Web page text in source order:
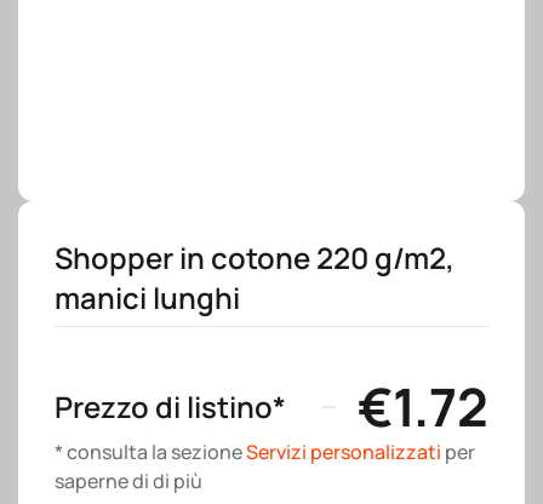
Shopper in cotone 220 g/m2,
manici lunghi
Prezzo di listino* €1.72
* consulta la sezioneServizi personalizzati per
saperne di di più